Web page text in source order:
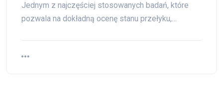
Jednym z najczęściej stosowanych badań, które
pozwala na dokładną ocenę stanu przełyku,…